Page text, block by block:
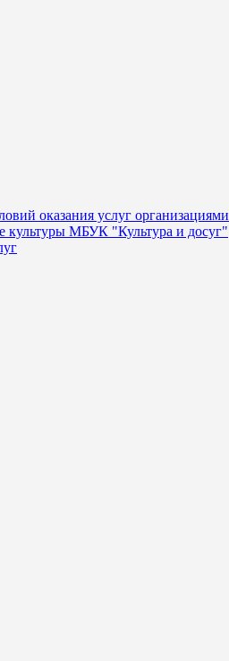
оказания услуг
культуры МБУК "Культура и досуг"